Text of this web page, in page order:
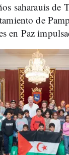
saharauis de
de
en Paz